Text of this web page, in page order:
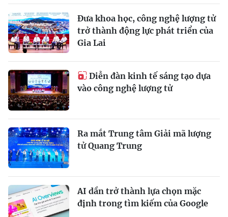
Đưa khoa học, công nghệ lượng tử
trở thành động lực phát triển của
Gia Lai
Diễn đàn kinh tế sáng tạo dựa
vào công nghệ lượng tử
Ra mắt Trung tâm Giải mã lượng
tử Quang Trung
AI dần trở thành lựa chọn mặc
định trong tìm kiếm của Google